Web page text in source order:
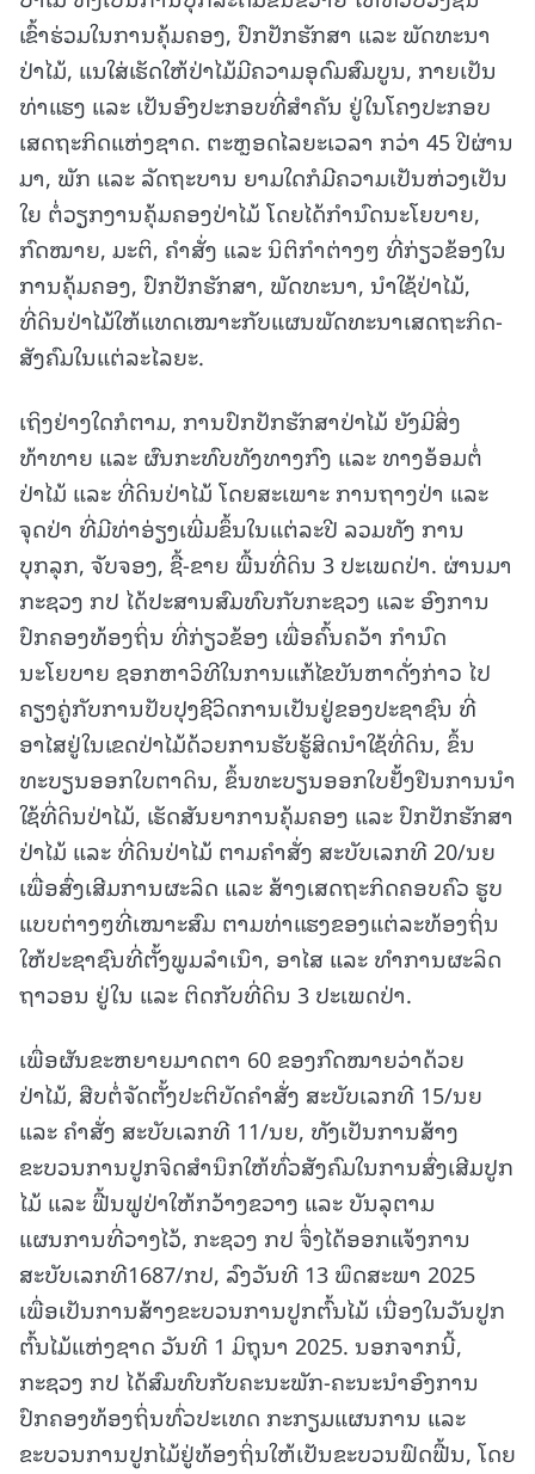
ເຂົ້າຮ່ວມໃນການຄຸ້ມຄອງ, ປົກປັກຮັກສາ ແລະ ພັດທະນາ
ປ່າໄມ້, ແນໃສ່ເຮັດໃຫ້ປ່າໄມ້ມີຄວາມອຸດົມສົມບູນ, ກາຍເປັນ
ທ່າແຮງ ແລະ ເປັນອົງປະກອບທີ່ສໍາຄັນ ຢູ່ໃນໂຄງປະກອບ
ເສດຖະກິດແຫ່ງຊາດ. ຕະຫຼອດໄລຍະເວລາ ກວ່າ 45 ປີຜ່ານ
ມາ, ພັກ ແລະ ລັດຖະບານ ຍາມໃດກໍມີຄວາມເປັນຫ່ວງເປັນ
ໃຍ ຕໍ່ວຽກງານຄຸ້ມຄອງປ່າໄມ້ ໂດຍໄດ້ກຳນົດນະໂຍບາຍ,
ກົດໝາຍ, ມະຕິ, ຄໍາສັ່ງ ແລະ ນິຕິກຳຕ່າງໆ ທີ່ກ່ຽວຂ້ອງໃນ
ການຄຸ້ມຄອງ, ປົກປັກຮັກສາ, ພັດທະນາ, ນໍາໃຊ້ປ່າໄມ້,
ທີ່ດິນປ່າໄມ້ໃຫ້ແທດເໝາະກັບແຜນພັດທະນາເສດຖະກິດ-
ສັງຄົມໃນແຕ່ລະໄລຍະ.
ເຖິງຢ່າງໃດກໍຕາມ, ການປົກປັກຮັກສາປ່າໄມ້ ຍັງມີສິ່ງ
ທ້າທາຍ ແລະ ຜົນກະທົບທັງທາງກົງ ແລະ ທາງອ້ອມຕໍ່
ປ່າໄມ້ ແລະ ທີ່ດິນປ່າໄມ້ ໂດຍສະເພາະ ການຖາງປ່າ ແລະ
ຈຸດປ່າ ທີ່ມີທ່າອ່ຽງເພີ່ມຂຶ້ນໃນແຕ່ລະປີ ລວມທັງ ການ
ບຸກລຸກ, ຈັບຈອງ, ຊື້-ຂາຍ ພື້ນທີ່ດິນ 3 ປະເພດປ່າ. ຜ່ານມາ
ກະຊວງ ກປ ໄດ້ປະສານສົມທົບກັບກະຊວງ ແລະ ອົງການ
ປົກຄອງທ້ອງຖິ່ນ ທີ່ກ່ຽວຂ້ອງ ເພື່ອຄົ້ນຄວ້າ ກໍານົດ
ນະໂຍບາຍ ຊອກຫາວິທີໃນການແກ້ໄຂບັນຫາດັ່ງກ່າວ ໄປ
ຄຽງຄູ່ກັບການປັບປຸງຊີວິດການເປັນຢູ່ຂອງປະຊາຊົນ ທີ່
ອາໄສຢູ່ໃນເຂດປ່າໄມ້ດ້ວຍການຮັບຮູ້ສິດນໍາໃຊ້ທີ່ດິນ, ຂຶ້ນ
ທະບຽນອອກໃບຕາດິນ, ຂຶ້ນທະບຽນອອກໃບຢັ້ງຢືນການນໍາ
ໃຊ້ທີ່ດິນປ່າໄມ້, ເຮັດສັນຍາການຄຸ້ມຄອງ ແລະ ປົກປັກຮັກສາ
ປ່າໄມ້ ແລະ ທີ່ດິນປ່າໄມ້ ຕາມຄຳສັ່ງ ສະບັບເລກທີ 20/ນຍ
ເພື່ອສົ່ງເສີມການຜະລິດ ແລະ ສ້າງເສດຖະກິດຄອບຄົວ ຮູບ
ແບບຕ່າງໆທີ່ເໝາະສົມ ຕາມທ່າແຮງຂອງແຕ່ລະທ້ອງຖິ່ນ
ໃຫ້ປະຊາຊົນທີ່ຕັ້ງພູມລໍາເນົາ, ອາໄສ ແລະ ທໍາການຜະລິດ
ຖາວອນ ຢູ່ໃນ ແລະ ຕິດກັບທີ່ດິນ 3 ປະເພດປ່າ.
ເພື່ອຜັນຂະຫຍາຍມາດຕາ 60 ຂອງກົດໝາຍວ່າດ້ວຍ
ປ່າໄມ້, ສືບຕໍ່ຈັດຕັ້ງປະຕິບັດຄໍາສັ່ງ ສະບັບເລກທີ 15/ນຍ
ແລະ ຄໍາສັ່ງ ສະບັບເລກທີ 11/ນຍ, ທັງເປັນການສ້າງ
ຂະບວນການປູກຈິດສຳນຶກໃຫ້ທົ່ວສັງຄົມໃນການສົ່ງເສີມປູກ
ໄມ້ ແລະ ຟື້ນຟູປ່າໃຫ້ກວ້າງຂວາງ ແລະ ບັນລຸຕາມ
ແຜນການທີ່ວາງໄວ້, ກະຊວງ ກປ ຈຶ່ງໄດ້ອອກແຈ້ງການ
ສະບັບເລກທີ1687/ກປ, ລົງວັນທີ 13 ພຶດສະພາ 2025
ເພື່ອເປັນການສ້າງຂະບວນການປູກຕົ້ນໄມ້ ເນື່ອງໃນວັນປູກ
ຕົ້ນໄມ້ແຫ່ງຊາດ ວັນທີ 1 ມິຖຸນາ 2025. ນອກຈາກນີ້,
ກະຊວງ ກປ ໄດ້ສົມທົບກັບຄະນະພັກ-ຄະນະນຳອົງການ
ປົກຄອງທ້ອງຖິ່ນທົ່ວປະເທດ ກະກຽມແຜນການ ແລະ
ຂະບວນການປູກໄມ້ຢູ່ທ້ອງຖິ່ນໃຫ້ເປັນຂະບວນຟົດຟື້ນ, ໂດຍ